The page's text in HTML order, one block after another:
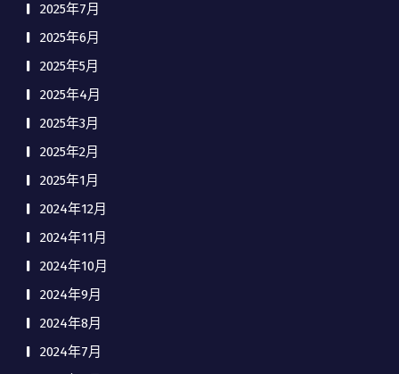
2025年7月
2025年6月
2025年5月
2025年4月
2025年3月
2025年2月
2025年1月
2024年12月
2024年11月
2024年10月
2024年9月
2024年8月
2024年7月